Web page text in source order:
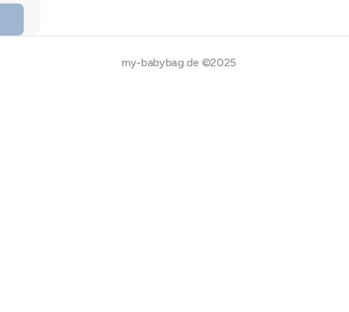
my-babybag.de ©2025